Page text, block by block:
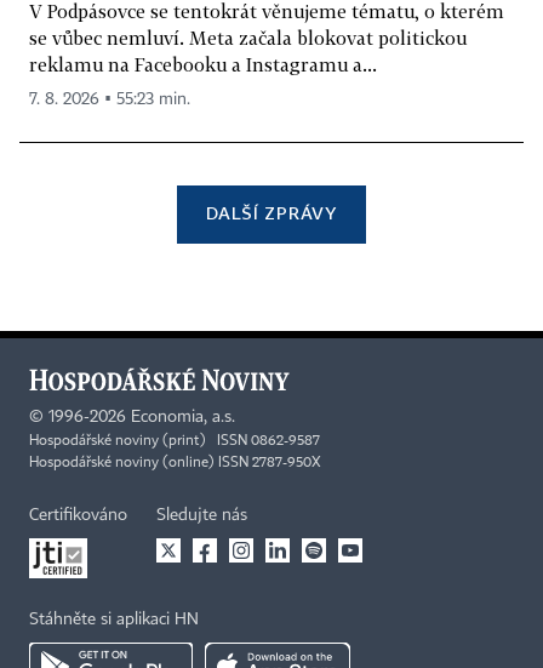
V Podpásovce se tentokrát věnujeme tématu, o kterém
se vůbec nemluví. Meta začala blokovat politickou
reklamu na Facebooku a Instagramu a...
7. 8. 2026 ▪ 55:23 min.
DALŠÍ ZPRÁVY
© 1996-2026 Economia, a.s.
Hospodářské noviny (print) ISSN 0862-9587
Hospodářské noviny (online) ISSN 2787-950X
Certifikováno Sledujte nás
Stáhněte si aplikaci HN